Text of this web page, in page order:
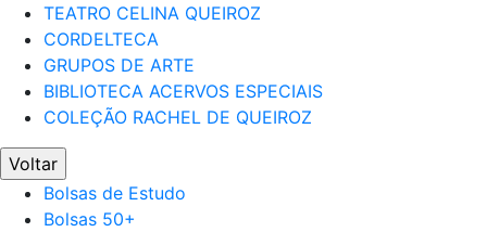
TEATRO CELINA QUEIROZ
CORDELTECA
GRUPOS DE ARTE
BIBLIOTECA ACERVOS ESPECIAIS
COLEÇÃO RACHEL DE QUEIROZ
Voltar
Bolsas de Estudo
Bolsas 50+